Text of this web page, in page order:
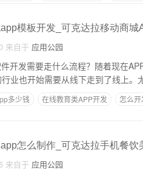
模板开发_可克达拉移动商城
来自于 应用公园
开发需要走什么流程？随着现在
业也开始需要从线下走到了线上
多少钱 在线教育类APP开发 怎么
怎么制作_可克达拉手机餐饮
来自于 应用公园